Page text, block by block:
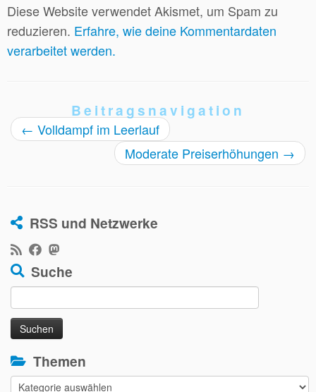
Diese Website verwendet Akismet, um Spam zu
reduzieren. Erfahre, wie deine Kommentardaten
verarbeitet werden.
Beitragsnavigation
← Volldampf im Leerlauf
Moderate Preiserhöhungen →
RSS und Netzwerke
Suche
Suchen
nach:
Themen
Themen